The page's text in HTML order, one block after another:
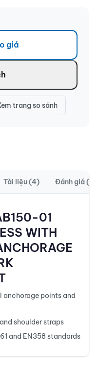
giá
trang so sánh
Tài liệu (4) Đánh giá (0)
01
WITH
anchorage points and
shoulder straps
and EN358 standards